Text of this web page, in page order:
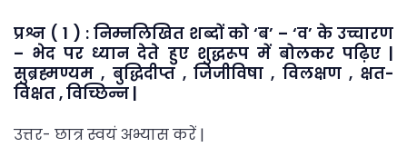
प्रश्न ( 1 ) : निम्नलिखित शब्दों को ‘ब’ – ‘व’ के उच्चारण
– भेद पर ध्यान देते हुए शुद्धरूप में बोलकर पढ़िए |
सुब्रह्मण्यम , बुद्धिदीप्त , जिजीविषा , विलक्षण , क्षत-
विक्षत , विच्छिन्न |
उत्तर- छात्र स्वयं अभ्यास करें |